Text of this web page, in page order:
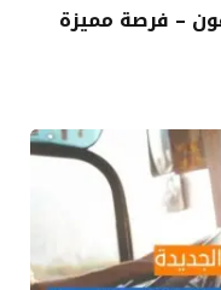
– فرصة مميزة